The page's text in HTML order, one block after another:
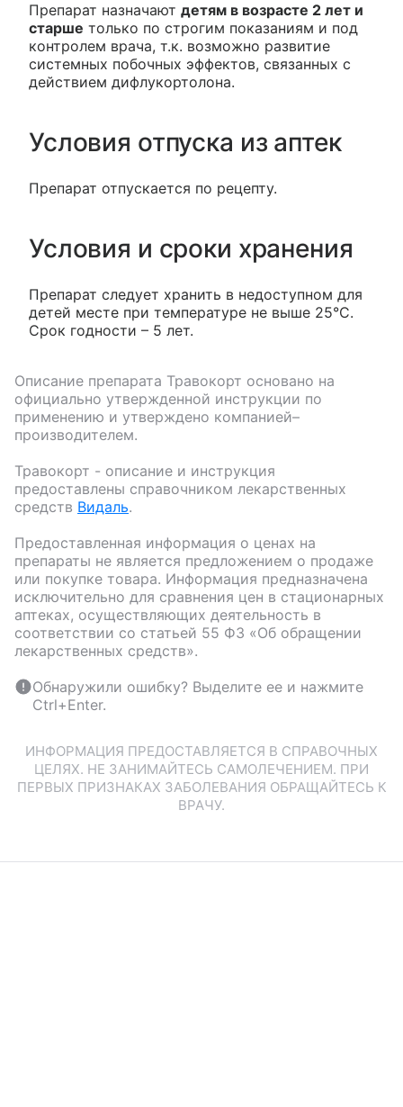
Препарат назначают детям в возрасте 2 лет и
старше только по строгим показаниям и под
контролем врача, т.к. возможно развитие
системных побочных эффектов, связанных с
действием дифлукортолона.
Условия отпуска из аптек
Препарат отпускается по рецепту.
Условия и сроки хранения
Препарат следует хранить в недоступном для
детей месте при температуре не выше 25°C.
Срок годности – 5 лет.
Описание препарата Травокорт основано на
официально утвержденной инструкции по
применению и утверждено компанией–
производителем.
Травокорт - описание и инструкция
предоставлены справочником лекарственных
средств Видаль.
Предоставленная информация о ценах на
препараты не является предложением о продаже
или покупке товара. Информация предназначена
исключительно для сравнения цен в стационарных
аптеках, осуществляющих деятельность в
соответствии со статьей 55 ФЗ «Об обращении
лекарственных средств».
Обнаружили ошибку? Выделите ее и нажмите
Ctrl+Enter.
ИНФОРМАЦИЯ ПРЕДОСТАВЛЯЕТСЯ В СПРАВОЧНЫХ
ЦЕЛЯХ. НЕ ЗАНИМАЙТЕСЬ САМОЛЕЧЕНИЕМ. ПРИ
ПЕРВЫХ ПРИЗНАКАХ ЗАБОЛЕВАНИЯ ОБРАЩАЙТЕСЬ К
ВРАЧУ.